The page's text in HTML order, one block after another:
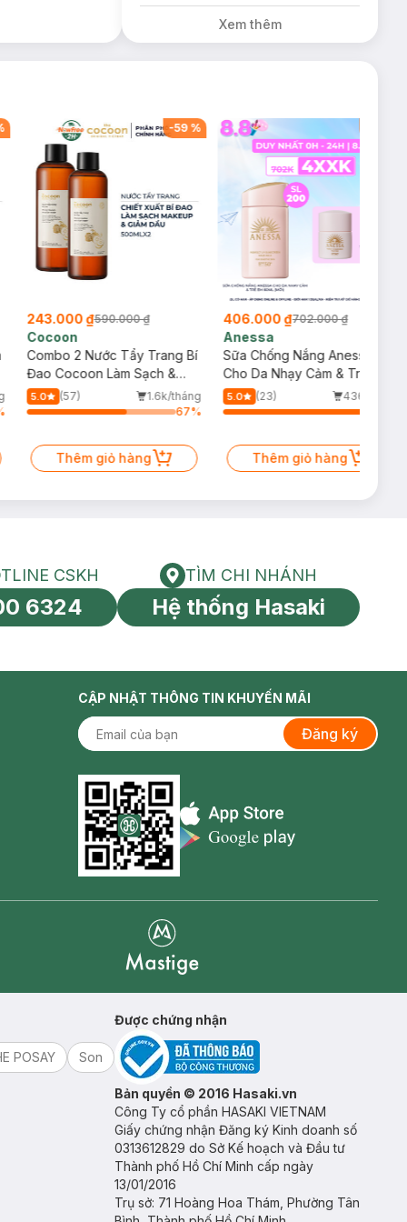
Annie, Gota,
Gennie, Parision
Xem thêm
-59%
243.000 ₫590.000 ₫
Cocoon
Combo 2 Nước Tẩy Trang Bí
Đao Cocoon Làm Sạch &
Giảm Dầu 500ml
5.0 (57)
1.6k/tháng
67%
Thêm giỏ hàng
406.000 ₫702.000 ₫
Anessa
Sữa Chống Nắng Anessa
Cho Da Nhạy Cảm & Trẻ Em
60ml (Mới)
5.0 (23)
436/tháng
Thêm giỏ hàng
toàn cầu
HOTLINE CSKH
CSKH
6324
Tìm chi nhánh
TÌM CHI NHÁNH
Hệ thống Hasaki
CẬP NHẬT THÔNG TIN KHUYẾN MÃI
Đăng ký
Appstore icon
POSAY
Son
Được chứng nhận
Bản quyền © 2016 Hasaki.vn
Công Ty cổ phần HASAKI VIETNAM
Giấy chứng nhận Đăng ký Kinh doanh số
0313612829 do Sở Kế hoạch và Đầu tư
Thành phố Hồ Chí Minh cấp ngày
13/01/2016
Trụ sở: 71 Hoàng Hoa Thám, Phường Tân